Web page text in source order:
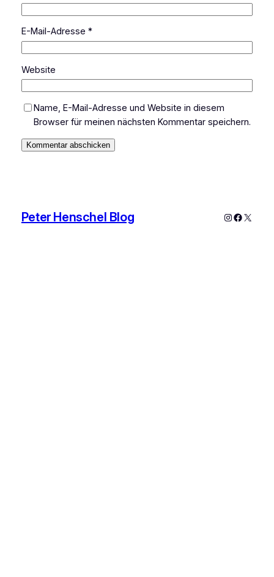
E-Mail-Adresse *
Website
Name, E-Mail-Adresse und Website in diesem
Browser für meinen nächsten Kommentar speichern.
Peter Henschel Blog Instagram
X